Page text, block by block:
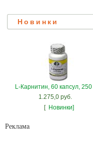
Новинки
L-Карнитин, 60 капсул, 250
1.275,0 руб.
[ Новинки]
Рекламa